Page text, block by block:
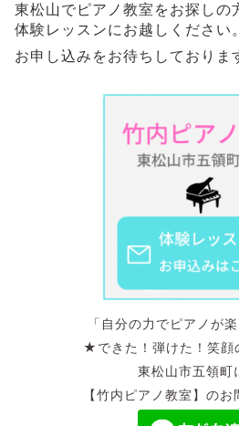
東松山でピアノ教室をお探しの
体験レッスンにお越しください。
お申し込みをお待ちしておりま
「自分の力でピアノが楽し
★できた！弾けた！笑顔の
東松山市五領町に
【竹内ピアノ教室】のお問